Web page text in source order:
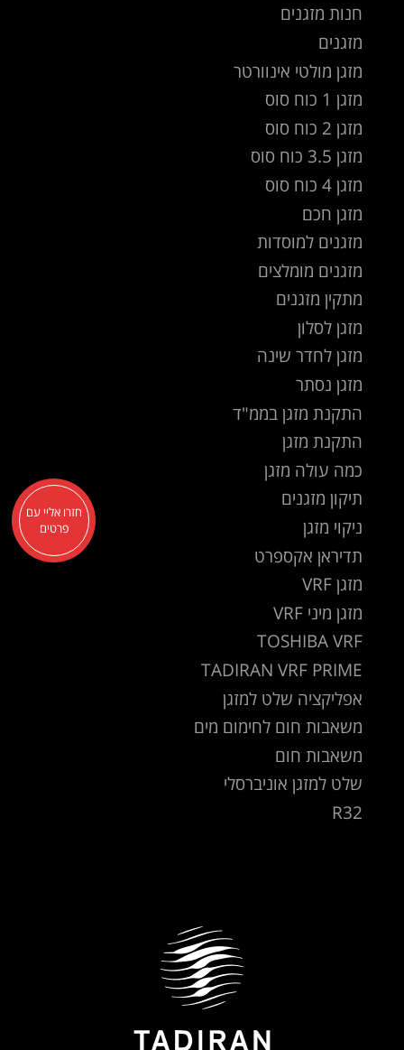
חנות מזגנים
מזגנים
מזגן מולטי אינוורטר
מזגן 1 כוח סוס
מזגן 2 כוח סוס
מזגן 3.5 כוח סוס
מזגן 4 כוח סוס
מזגן חכם
מזגנים למוסדות
מזגנים מומלצים
מתקין מזגנים
מזגן לסלון
מזגן לחדר שינה
מזגן נסתר
התקנת מזגן בממ"ד
התקנת מזגן
כמה עולה מזגן
תיקון מזגנים
ניקוי מזגן
תדיראן אקספרט
מזגן VRF
מזגן מיני VRF
TOSHIBA VRF
TADIRAN VRF PRIME
אפליקציה שלט למזגן
משאבות חום לחימום מים
משאבות חום
שלט למזגן אוניברסלי
R32
חזרו אליי עם
פרטים